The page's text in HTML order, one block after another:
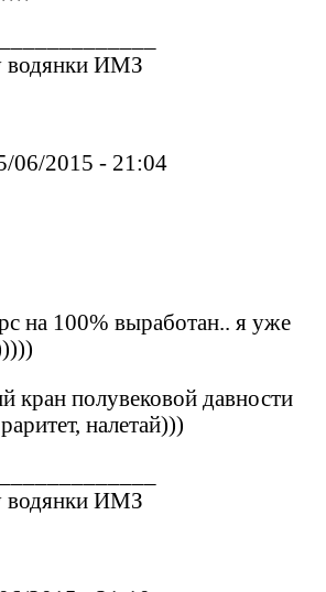
водянки ИМЗ
06/2015 - 21:04
на 100% выработан.. я уже
кран полувековой давности
налетай)))
водянки ИМЗ